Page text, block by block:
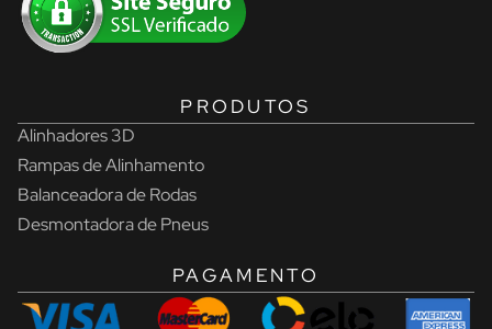
PRODUTOS
Alinhadores 3D
Rampas de Alinhamento
Balanceadora de Rodas
Desmontadora de Pneus
PAGAMENTO